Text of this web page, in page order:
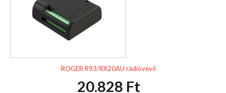
ROGER R93/RX20AU rádióvevő
20.828 Ft